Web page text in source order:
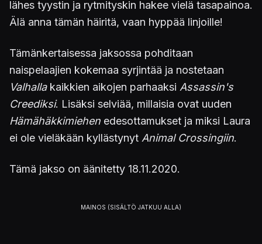
lähes tyystin ja rytmityskin hakee vielä tasapainoa.
Älä anna tämän häiritä, vaan hyppää linjoille!
Tämänkertaisessa jaksossa pohditaan
naispelaajien kokemaa syrjintää ja nostetaan
Valhallakaikkien aikojen parhaaksi Assassin's
Creediksi. Lisäksi selviää, millaisia ovat uuden
Hämähäkkimiehen edesottamukset ja miksi Laura
ei ole vieläkään kyllästynyt Animal Crossingiin.
Tämä jakso on äänitetty 18.11.2020.